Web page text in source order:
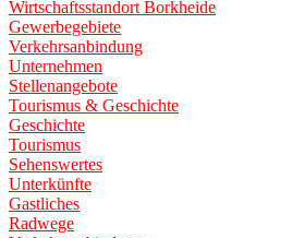
Wirtschaftsstandort Borkheide
Gewerbegebiete
Verkehrsanbindung
Unternehmen
Stellenangebote
Tourismus & Geschichte
Geschichte
Tourismus
Sehenswertes
Unterkünfte
Gastliches
Radwege